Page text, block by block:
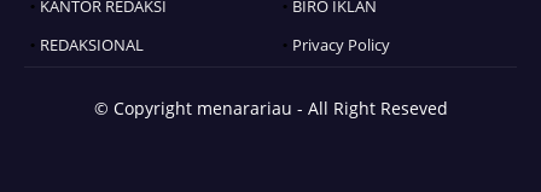
KANTOR REDAKSI
BIRO IKLAN
REDAKSIONAL
Privacy Policy
© Copyright menarariau - All Right Reseved